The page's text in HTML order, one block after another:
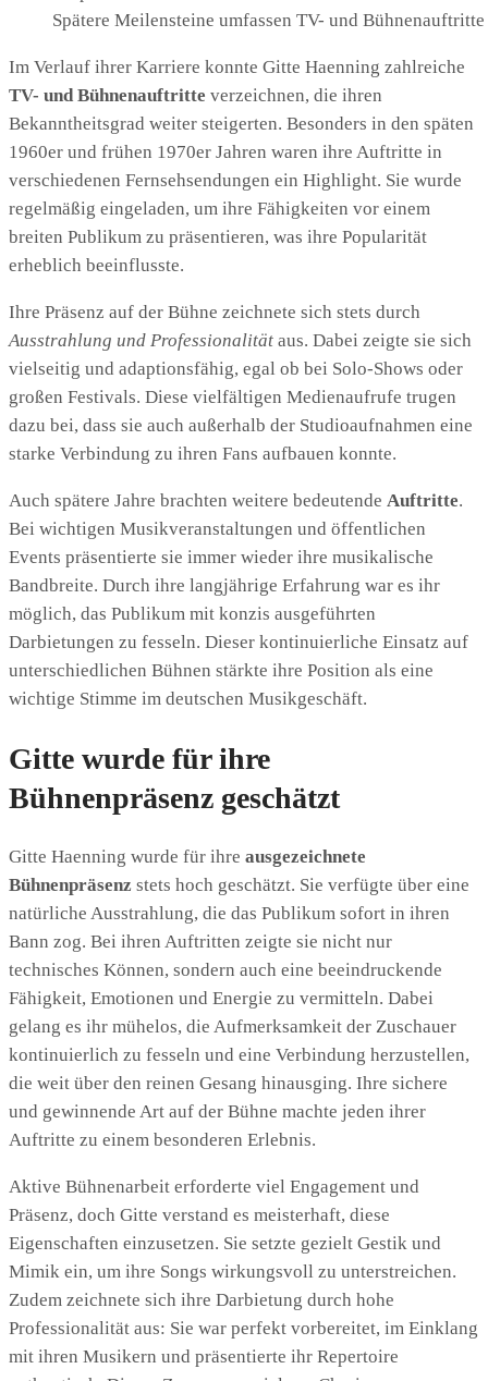
Spätere Meilensteine umfassen TV- und
Im Verlauf ihrer Karriere konnte Gitte Haenning zahlreiche
TV- und Bühnenauftritte verzeichnen, die ihren
Bekanntheitsgrad weiter steigerten. Besonders in den späten
1960er und frühen 1970er Jahren waren ihre Auftritte in
verschiedenen Fernsehsendungen ein Highlight. Sie wurde
regelmäßig eingeladen, um ihre Fähigkeiten vor einem
breiten Publikum zu präsentieren, was ihre Popularität
erheblich beeinflusste.
Ihre Präsenz auf der Bühne zeichnete sich stets durch
Ausstrahlung und Professionalität aus. Dabei zeigte sie sich
vielseitig und adaptionsfähig, egal ob bei Solo-Shows oder
großen Festivals. Diese vielfältigen Medienaufrufe trugen
dazu bei, dass sie auch außerhalb der Studioaufnahmen eine
starke Verbindung zu ihren Fans aufbauen konnte.
Auch spätere Jahre brachten weitere bedeutende Auftritte.
Bei wichtigen Musikveranstaltungen und öffentlichen
Events präsentierte sie immer wieder ihre musikalische
Bandbreite. Durch ihre langjährige Erfahrung war es ihr
möglich, das Publikum mit konzis ausgeführten
Darbietungen zu fesseln. Dieser kontinuierliche Einsatz auf
unterschiedlichen Bühnen stärkte ihre Position als eine
wichtige Stimme im deutschen Musikgeschäft.
Gitte wurde für ihre
Bühnenpräsenz geschätzt
Gitte Haenning wurde für ihre ausgezeichnete
Bühnenpräsenz stets hoch geschätzt. Sie verfügte über eine
natürliche Ausstrahlung, die das Publikum sofort in ihren
Bann zog. Bei ihren Auftritten zeigte sie nicht nur
technisches Können, sondern auch eine beeindruckende
Fähigkeit, Emotionen und Energie zu vermitteln. Dabei
gelang es ihr mühelos, die Aufmerksamkeit der Zuschauer
kontinuierlich zu fesseln und eine Verbindung herzustellen,
die weit über den reinen Gesang hinausging. Ihre sichere
und gewinnende Art auf der Bühne machte jeden ihrer
Auftritte zu einem besonderen Erlebnis.
Aktive Bühnenarbeit erforderte viel Engagement und
Präsenz, doch Gitte verstand es meisterhaft, diese
Eigenschaften einzusetzen. Sie setzte gezielt Gestik und
Mimik ein, um ihre Songs wirkungsvoll zu unterstreichen.
Zudem zeichnete sich ihre Darbietung durch hohe
Professionalität aus: Sie war perfekt vorbereitet, im Einklang
mit ihren Musikern und präsentierte ihr Repertoire